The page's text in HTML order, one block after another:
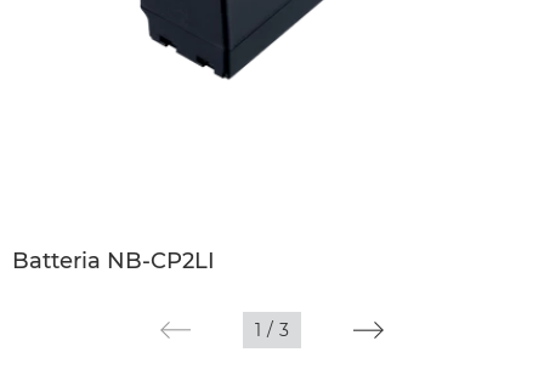
Batteria NB-CP2LI
1 / 3